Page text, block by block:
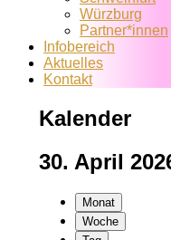
Würzburg
Partner*innen
Infobereich
Aktuelles
Kontakt
Kalender
30. April
Monat
Woche